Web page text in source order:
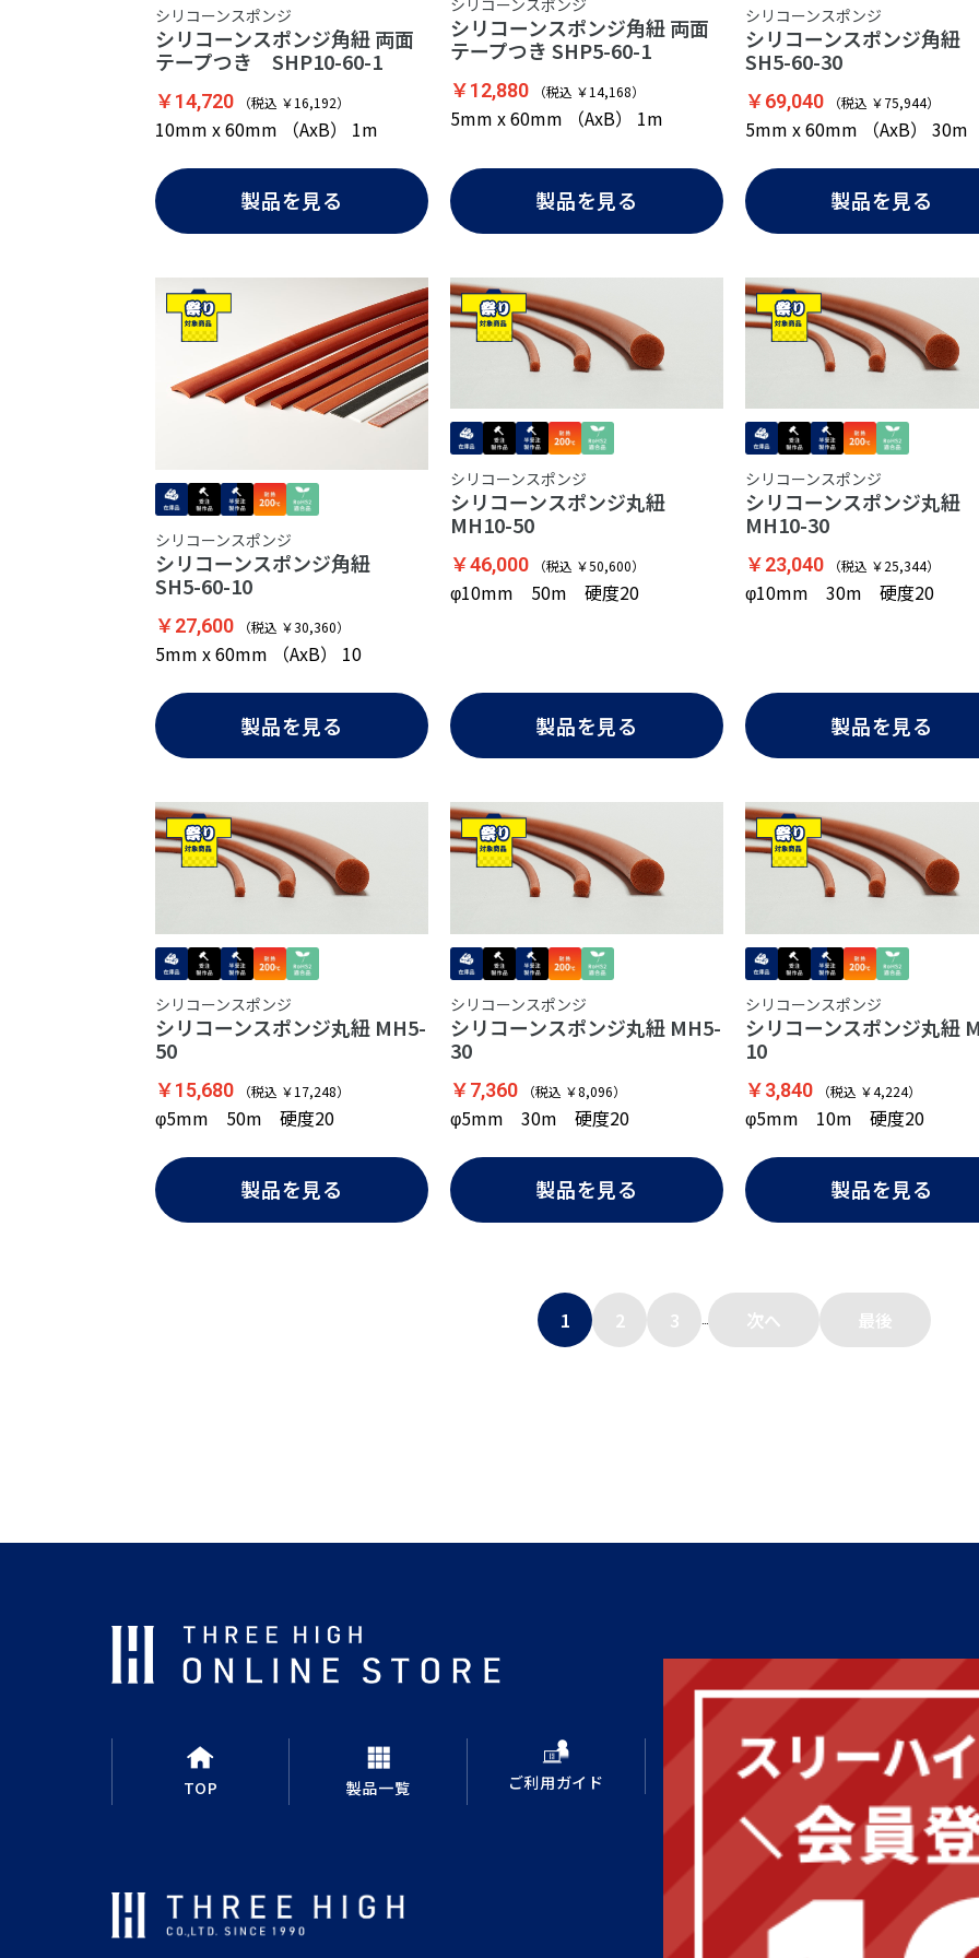
シリコーンスポンジ
シリコーンスポンジ角紐 両面
テープつき SHP10-60-1
￥14,720 （税込 ￥16,192）
10mm x 60mm （AxB） 1m
製品を見る
シリコーンスポンジ角紐 両面
テープつき SHP5-60-1
￥12,880 （税込 ￥14,168）
5mm x 60mm （AxB） 1m
製品を見る
シリコーンスポンジ
シリコーンスポンジ角紐
SH5-60-30
￥69,040 （税込 ￥75,944）
5mm x 60mm （AxB） 30m
製品を見る
シリコーンスポンジ
シリコーンスポンジ角紐
SH5-60-10
￥27,600 （税込 ￥30,360）
5mm x 60mm （AxB） 10
製品を見る
シリコーンスポンジ
シリコーンスポンジ丸紐
MH10-50
￥46,000 （税込 ￥50,600）
φ10mm 50m 硬度20
製品を見る
シリコーンスポンジ
シリコーンスポンジ丸紐
MH10-30
￥23,040 （税込 ￥25,344）
φ10mm 30m 硬度20
製品を見る
シリコーンスポンジ
シリコーンスポンジ丸紐 MH5-
50
￥15,680 （税込 ￥17,248）
φ5mm 50m 硬度20
製品を見る
シリコーンスポンジ
シリコーンスポンジ丸紐 MH5-
30
￥7,360 （税込 ￥8,096）
φ5mm 30m 硬度20
製品を見る
シリコーンスポンジ
シリコーンスポンジ丸紐
10
￥3,840 （税込 ￥4,224）
φ5mm 10m 硬度20
製品を見る
1 2 3 次へ 最後
TOP 製品一覧 ご利用ガイド 新規会員登録 ログイン
スリーハイコーポレートサイト